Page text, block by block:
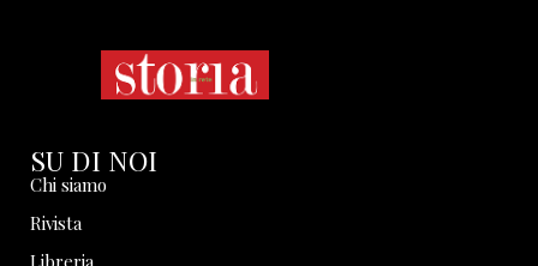
SU DI NOI
Chi siamo
Rivista
Libreria